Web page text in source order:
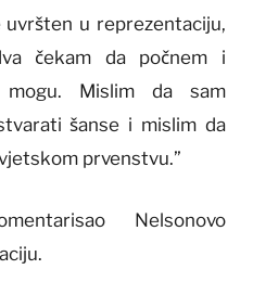
uvršten u reprezentaciju,
čekam da počnem i
Mislim da sam
šanse i mislim da
prvenstvu.”
Nelsonovo